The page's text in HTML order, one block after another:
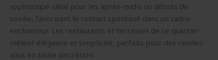
sophistiqué idéal pour les après-midis ou débuts de
soirée, favorisant le contact spontané dans un cadre
enchanteur. Les restaurants et terrasses de ce quartier
mêlent élégance et simplicité, parfaits pour des rendez-
vous en toute discrétion.